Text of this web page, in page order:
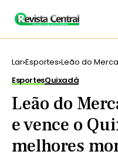
Lar Esportes Leão do
EsportesQuixadá
Leão do
e vence o
melhores